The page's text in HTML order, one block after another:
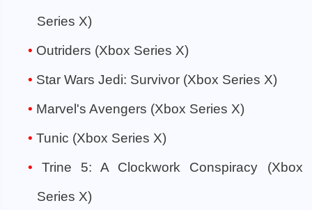
Series X)
Outriders (Xbox Series X)
Star Wars Jedi: Survivor (Xbox Series X)
Marvel's Avengers (Xbox Series X)
Tunic (Xbox Series X)
Trine 5: A Clockwork Conspiracy (Xbox
Series X)